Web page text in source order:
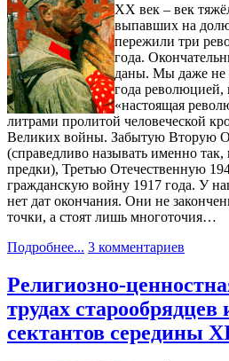
ХХ век – век
выпавших на
пережили три
года.
даны. Мы даже не
года революцией,
«настоящая
литрами пролитой человеческой
Великих войны. Забытую Вторую
(справедливо называть именно
предки), Третью Отечественную
гражданскую войну 1917 года. У
нет дат окончания. Они не
точки, а стоят лишь многоточия…
Подробнее... 3 комментариев
Религиозно-
трудах старообрядцев
сектантов середины